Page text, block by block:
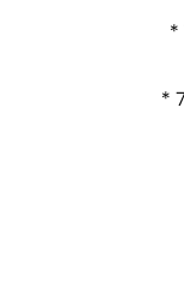
*
*